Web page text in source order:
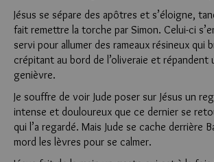
Jésus se sépare des apôtres et s’éloigne,
fait remettre la torche par Simon. Celui-ci
servi pour allumer des rameaux résineux qui
crépitant au bord de l’oliveraie et répandent
genièvre.
Je souffre de voir Jude poser sur Jésus un
intense et douloureux que ce dernier se
qui l’a regardé. Mais Jude se cache derrière
mord les lèvres pour se calmer.